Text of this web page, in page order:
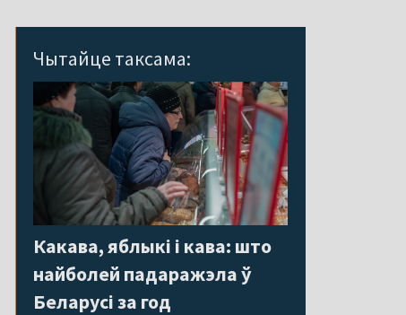
Чытайце таксама:
Какава, яблыкі і кава: што
найболей падаражэла ў
Беларусі за год